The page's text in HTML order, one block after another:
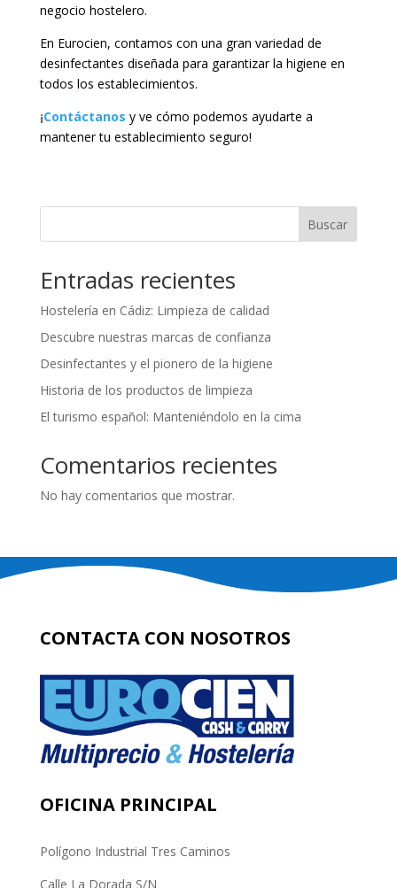
negocio hostelero.
En Eurocien, contamos con una gran variedad de
desinfectantes diseñada para garantizar la higiene en
todos los establecimientos.
¡Contáctanos y ve cómo podemos ayudarte a
mantener tu establecimiento seguro!
Buscar
Entradas recientes
Hostelería en Cádiz: Limpieza de calidad
Descubre nuestras marcas de confianza
Desinfectantes y el pionero de la higiene
Historia de los productos de limpieza
El turismo español: Manteniéndolo en la cima
Comentarios recientes
No hay comentarios que mostrar.
CONTACTA CON NOSOTROS
OFICINA PRINCIPAL
Polígono Industrial Tres Caminos
Calle La Dorada S/N